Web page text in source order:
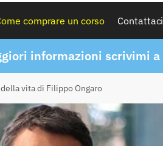
comprare un corso Contattaci
informazioni scrivimi a
vita di Filippo Ongaro